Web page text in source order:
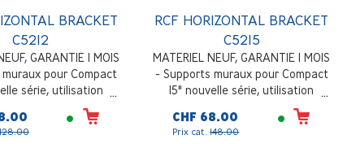
BRACKET
C5212
GARANTIE 1 MOIS
pour Compact
série, utilisation
paire, noir
RCF HORIZONTAL BRACKET
C5215
MATERIEL NEUF, GARANTIE 1 MOIS
- Supports muraux pour Compact
15" nouvelle série, utilisation
horizontale, paire, noir
CHF 68.00
Prix cat.148.00